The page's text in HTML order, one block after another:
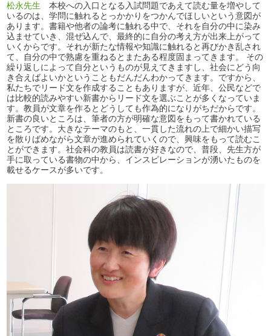
松永先生 本校への入口となる入試問題であえて読む量を増やして
いるのは、学問に触れるとっかかりをつかんでほしいという意図が
あります。書籍や他者の論考に触れる中で、それを自分の中に染み
込ませていき、混ぜ込んで、最終的に自分の考え方が出来上がって
いくからです。それが新たな情報や知識に触れると再びかき乱され
て、自分の中で熟慮を重ねるとまたある程度固まってきます。 その
繰り返しによって自分というものが見えてきますし、社会にどう向
き合えばよいかということもだんだんわかってきます。ですから、
私たちでリード文を作成することもありますが、近年、公民などで
は比較的読みやすい新書からリード文を選ぶことが多くなっていま
す。教員が文章を作るとどうしても作為的になりがちだからです。
新書の良いところは、筆者の方が明確な意図をもって書かれている
ところです。大きなテーマのもと、一貫した流れの上で細かい描写
を散りばめながら文章が進められていくので、興味をもって読むこ
とができます。社会科の教員は読書が好きなので、普段、先生方が
手に取っている書物の中から、インスピレーションが湧いたものを
載せるケースが多いです。